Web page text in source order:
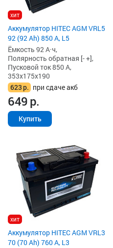
хит
Аккумулятор HITEC AGM VRL5
92 (92 Ah) 850 А, L5
Ёмкость 92 А·ч,
Полярность обратная [- +],
Пусковой ток 850 А,
353x175x190
623р. при сдаче акб
649р.
Купить
хит
Аккумулятор HITEC AGM VRL3
70 (70 Ah) 760 А, L3